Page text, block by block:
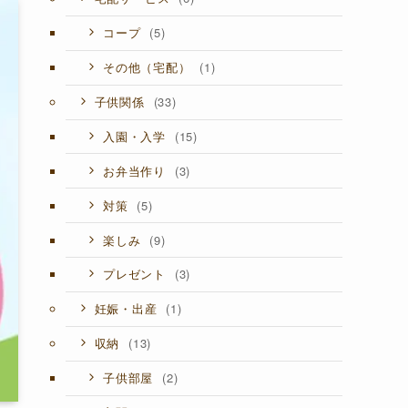
コープ (5)
その他（宅配） (1)
子供関係 (33)
入園・入学 (15)
お弁当作り (3)
対策 (5)
楽しみ (9)
プレゼント (3)
妊娠・出産 (1)
収納 (13)
子供部屋 (2)